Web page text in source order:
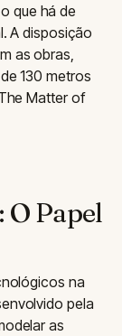
que há de
A disposição
as obras,
130 metros
Matter of
Papel
na
pela
as